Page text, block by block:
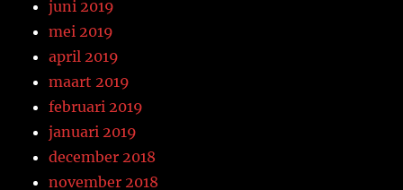
juni 2019
mei 2019
april 2019
maart 2019
februari 2019
januari 2019
december 2018
november 2018